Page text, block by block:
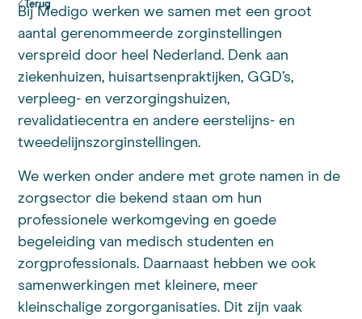
Terug
Bij Medigo werken we samen met een groot
aantal gerenommeerde zorginstellingen
verspreid door heel Nederland. Denk aan
ziekenhuizen, huisartsenpraktijken, GGD’s,
verpleeg- en verzorgingshuizen,
revalidatiecentra en andere eerstelijns- en
tweedelijnszorginstellingen.
We werken onder andere met grote namen in de
zorgsector die bekend staan om hun
professionele werkomgeving en goede
begeleiding van medisch studenten en
zorgprofessionals. Daarnaast hebben we ook
samenwerkingen met kleinere, meer
kleinschalige zorgorganisaties. Dit zijn vaak